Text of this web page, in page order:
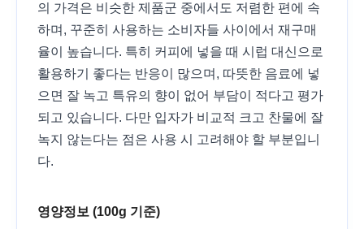
의 가격은 비슷한 제품군 중에서도 저렴한 편에 속
하며, 꾸준히 사용하는 소비자들 사이에서 재구매
율이 높습니다. 특히 커피에 넣을 때 시럽 대신으로
활용하기 좋다는 반응이 많으며, 따뜻한 음료에 넣
으면 잘 녹고 특유의 향이 없어 부담이 적다고 평가
되고 있습니다. 다만 입자가 비교적 크고 찬물에 잘
녹지 않는다는 점은 사용 시 고려해야 할 부분입니
다.
영양정보 (100g 기준)